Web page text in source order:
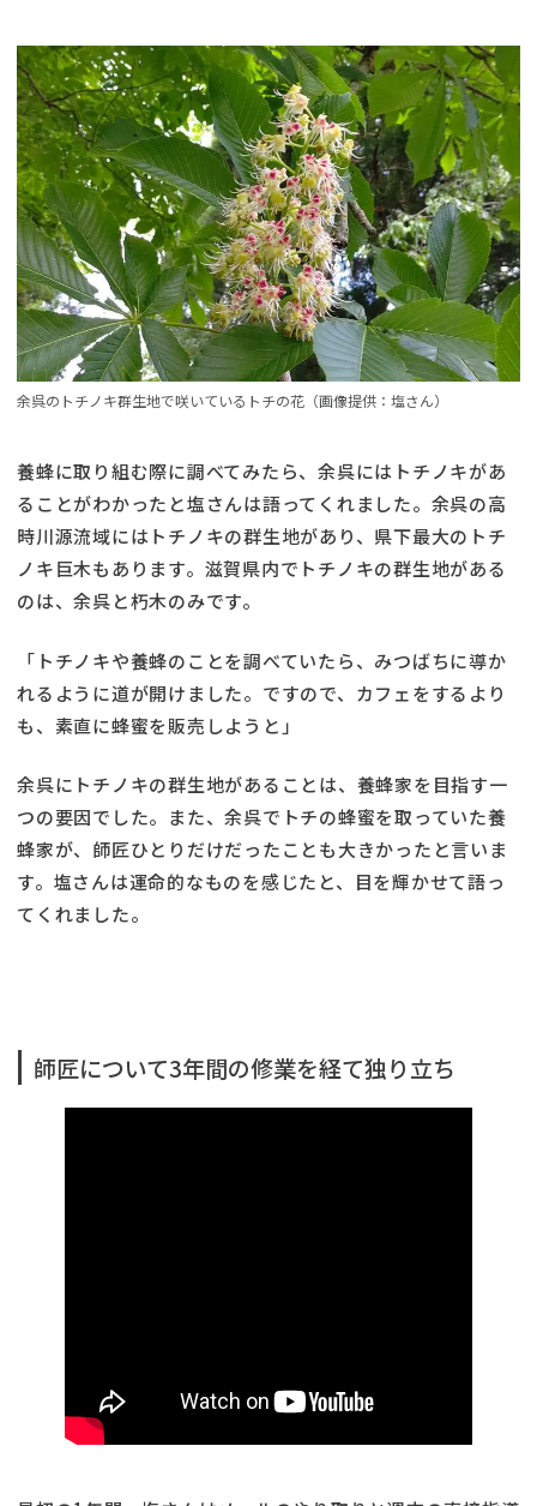
余呉のトチノキ群生地で咲いているトチの花（画像提供：塩さん）
養蜂に取り組む際に調べてみたら、余呉にはトチノキがあ
ることがわかったと塩さんは語ってくれました。余呉の高
時川源流域にはトチノキの群生地があり、県下最大のトチ
ノキ巨木もあります。滋賀県内でトチノキの群生地がある
のは、余呉と朽木のみです。
「トチノキや養蜂のことを調べていたら、みつばちに導か
れるように道が開けました。ですので、カフェをするより
も、素直に蜂蜜を販売しようと」
余呉にトチノキの群生地があることは、養蜂家を目指す一
つの要因でした。また、余呉でトチの蜂蜜を取っていた養
蜂家が、師匠ひとりだけだったことも大きかったと言いま
す。塩さんは運命的なものを感じたと、目を輝かせて語っ
てくれました。
師匠について3年間の修業を経て独り立ち